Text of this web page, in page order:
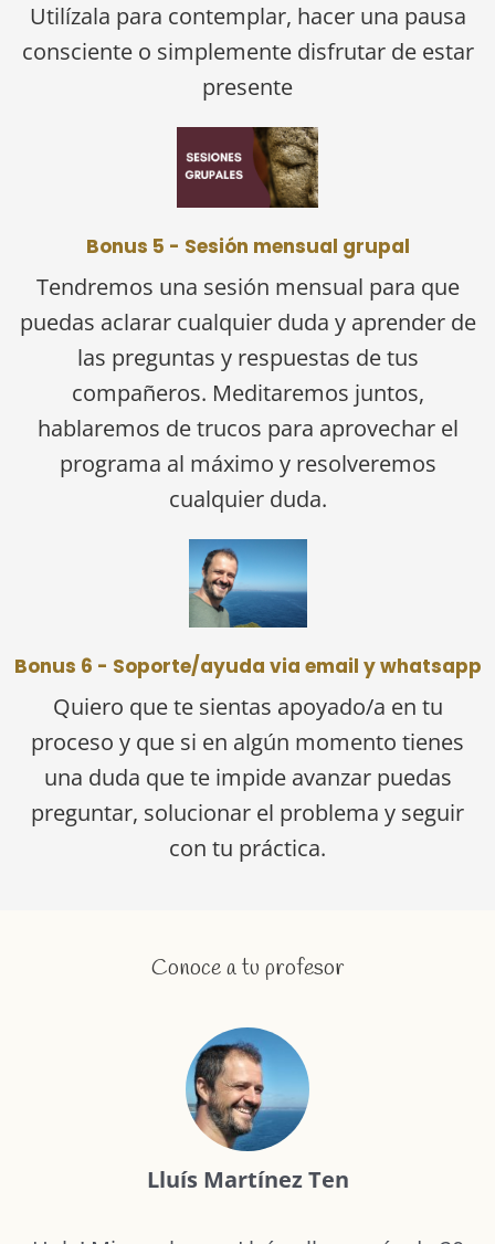
Utilízala para contemplar, hacer una pausa
consciente o simplemente disfrutar de estar
presente
Bonus 5 - Sesión mensual grupal
Tendremos una sesión mensual para que
puedas aclarar cualquier duda y aprender de
las preguntas y respuestas de tus
compañeros. Meditaremos juntos,
hablaremos de trucos para aprovechar el
programa al máximo y resolveremos
cualquier duda.
Bonus 6 - Soporte/ayuda via email y whatsapp
Quiero que te sientas apoyado/a en tu
proceso y que si en algún momento tienes
una duda que te impide avanzar puedas
preguntar, solucionar el problema y seguir
con tu práctica.
Conoce a tu profesor
Lluís Martínez Ten